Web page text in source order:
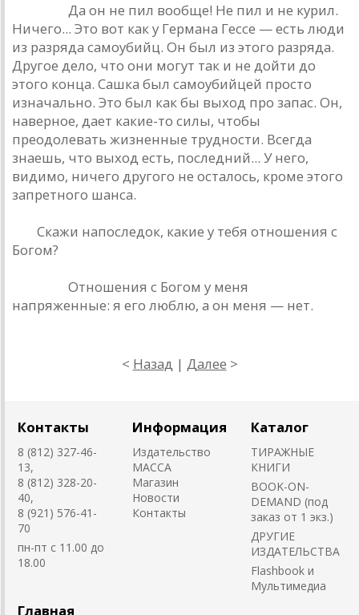
Да он не пил вообще! Не пил и не курил.
Ничего... Это вот как у Германа Гессе — есть люди
из разряда самоубийц. Он был из этого разряда.
Другое дело, что они могут так и не дойти до
этого конца. Сашка был самоубийцей просто
изначально. Это был как бы выход про запас. Он,
наверное, дает какие-то силы, чтобы
преодолевать жизненные трудности. Всегда
знаешь, что выход есть, последний... У него,
видимо, ничего другого не осталось, кроме этого
запретного шанса.
Скажи напоследок, какие у тебя отношения с
Богом?
Отношения с Богом у меня
напряженные: я его люблю, а он меня — нет.
< Назад | Далее >
Контакты
8 (812) 327-46-
13,
8 (812) 328-20-
40,
8 (921) 576-41-
70
пн-пт с 11.00 до
18.00
Информация
Издательство
MACCA
Магазин
Новости
Контакты
Каталог
ТИРАЖНЫЕ
КНИГИ
BOOK-ON-
DEMAND (под
заказ от 1 экз.)
ДРУГИЕ
ИЗДАТЕЛЬСТВА
Flashbook и
Мультимедиа
Главная